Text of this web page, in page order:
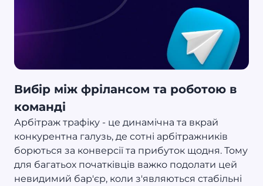
Вибір між фрілансом та роботою в
команді
Арбітраж трафіку - це динамічна та вкрай
конкурентна галузь, де сотні арбітражників
борються за конверсії та прибуток щодня. Тому
для багатьох початківців важко подолати цей
невидимий бар'єр, коли з'являються стабільні